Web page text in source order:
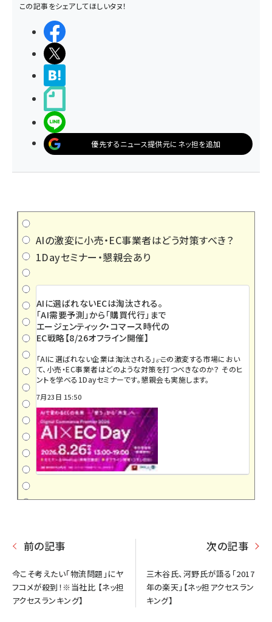
この記事をシェアしてほしいタヌ！
優先するニュース提供元にネッ担を追加
AIの激変に小売・EC事業者はどう対策すべき？
1Dayセミナー・懇親会あり
AIに選ばれないECは淘汰される。
「AI需要予測」から「購買代行」まで
エージェンティック・コマース時代の
EC戦略【8/26オフライン開催】
「AIに選ばれない企業は淘汰される」――。この激変する市場におい
て、小売・EC事業者はどのような対策を打つべきなのか？ そのヒ
ントを学べる1Dayセミナーです。懇親会も実施します。
7月23日 15:50
前の記事
今こそ考えたい「物流問題」にヤ
フコメが殺到！※当社比 【ネッ担
アクセスランキング】
次の記事
三木谷氏、河野氏が語る「2017
年の楽天」【ネッ担アクセスラン
キング】